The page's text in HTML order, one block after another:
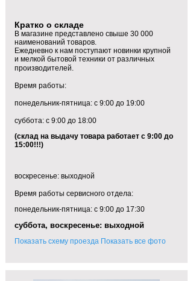
Кратко о складе
В магазине представлено свыше 30 000
наименований товаров.
Ежедневно к нам поступают новинки крупной
и мелкой бытовой техники от различных
производителей.
Время работы:
понедельник-пятница: с 9:00 до 19:00
суббота: с 9:00 до 18:00
(склад на выдачу товара работает с 9:00 до
15:00!!!)
воскресенье: выходной
Время работы сервисного отдела:
понедельник-пятница: с 9:00 до 17:30
суббота, воскресенье: выходной
Показать схему проезда Показать все фото